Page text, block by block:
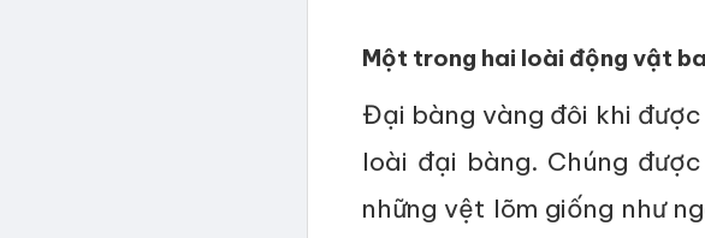
Một trong hai loài động vật
Đại bàng vàng đôi khi
loài đại bàng. Chúng
những vệt lõm giống như